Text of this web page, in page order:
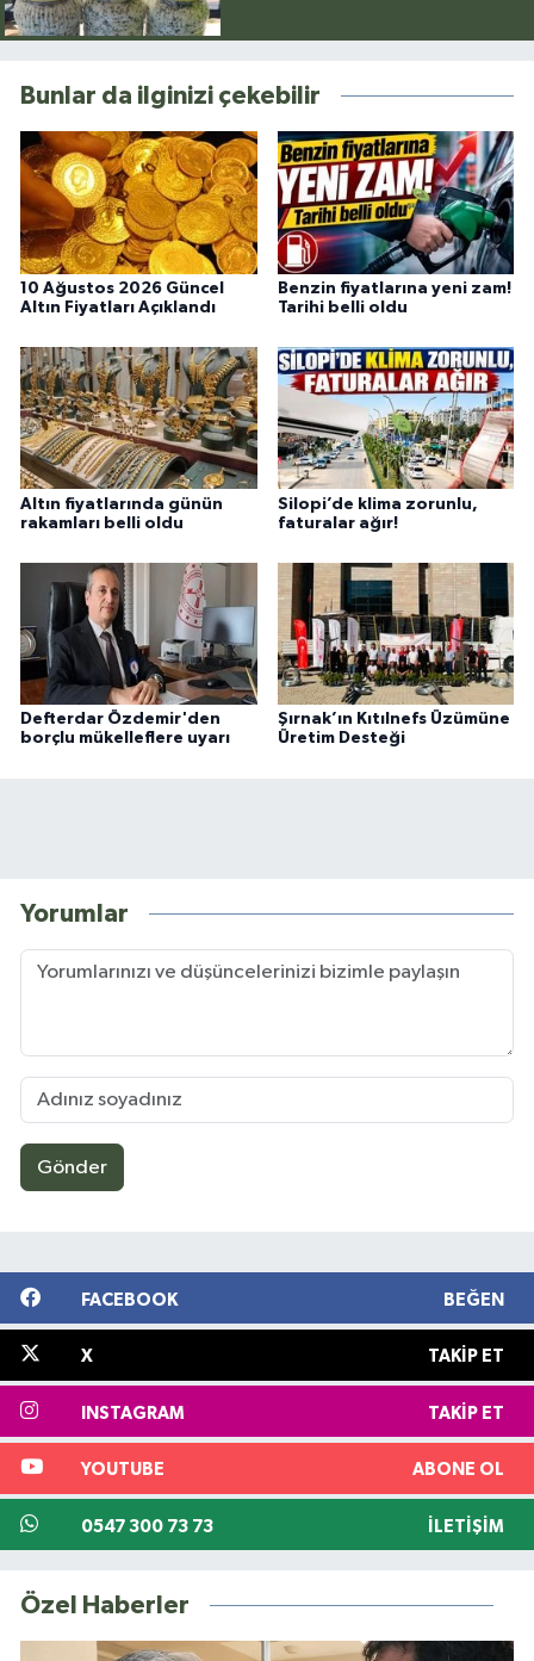
Bunlar da ilginizi çekebilir
10 Ağustos 2026 Güncel
Altın Fiyatları Açıklandı
Benzin fiyatlarına yeni zam!
Tarihi belli oldu
Altın fiyatlarında günün
rakamları belli oldu
Silopi’de klima zorunlu,
faturalar ağır!
Defterdar Özdemir'den
borçlu mükelleflere uyarı
Şırnak’ın Kıtılnefs Üzümüne
Üretim Desteği
Yorumlar
Gönder
FACEBOOK BEĞEN
X TAKIP ET
INSTAGRAM TAKIP ET
YOUTUBE ABONE OL
0547 300 73 73 İLETIŞIM
Özel Haberler